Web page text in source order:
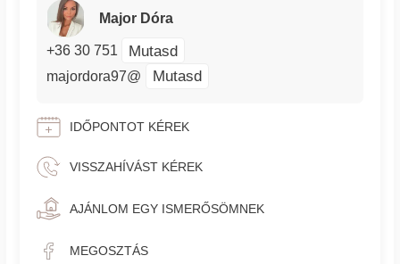
Major Dóra
+36 30 751 Mutasd
majordora97@ Mutasd
IDŐPONTOT KÉREK
VISSZAHÍVÁST KÉREK
AJÁNLOM EGY ISMERŐSÖMNEK
MEGOSZTÁS